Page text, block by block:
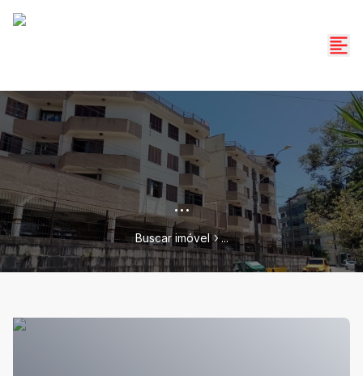
...
Buscar imóvel ...